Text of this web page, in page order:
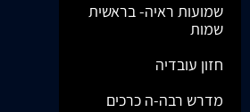
שמועות ראיה- בראשית
שמות
חזון עובדיה
מדרש רבה-ה כרכים